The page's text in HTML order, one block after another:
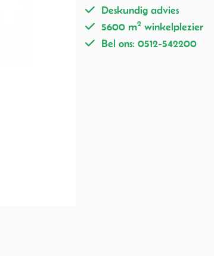
Deskundig advies
5600 m2 winkelplezier
Bel ons: 0512-542200